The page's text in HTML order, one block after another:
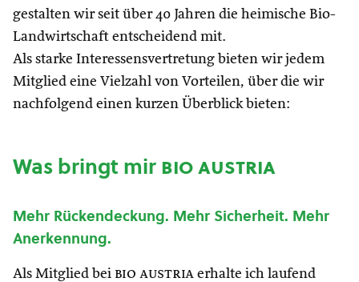
gestalten wir seit über 40 Jahren die heimische Bio-
Landwirtschaft entscheidend mit.
Als starke Interessensvertretung bieten wir jedem
Mitglied eine Vielzahl von Vorteilen, über die wir
nachfolgend einen kurzen Überblick bieten:
Was bringt mirbio austria
Mehr Rückendeckung. Mehr Sicherheit. Mehr
Anerkennung.
Als Mitglied bei bio austria erhalte ich laufend